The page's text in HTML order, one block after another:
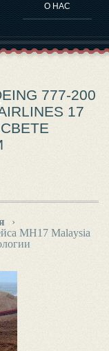
О НАС
777-200
17
›
MH17 Malaysia